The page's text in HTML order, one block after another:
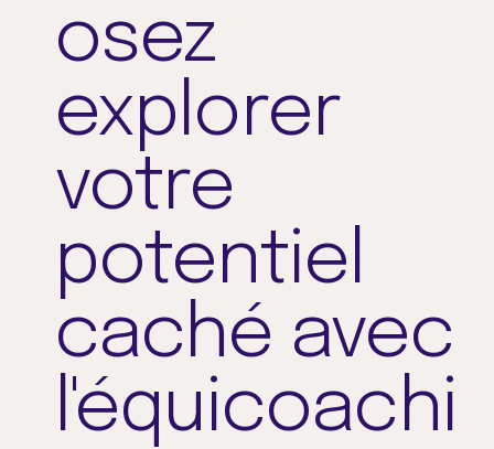
osez
explorer
votre
potentiel
caché avec